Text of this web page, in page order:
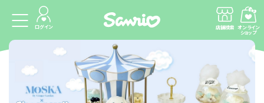
ログイン 店舗検索 オンライン
ショップ